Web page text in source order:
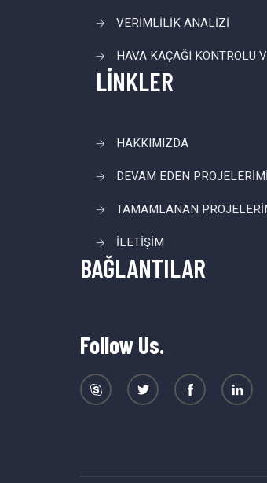
VERİMLİLİK ANALİZİ
HAVA KAÇAĞI KONTROLÜ
LİNKLER
HAKKIMIZDA
DEVAM EDEN
TAMAMLANAN
İLETİŞİM
BAĞLANTILAR
Follow Us.